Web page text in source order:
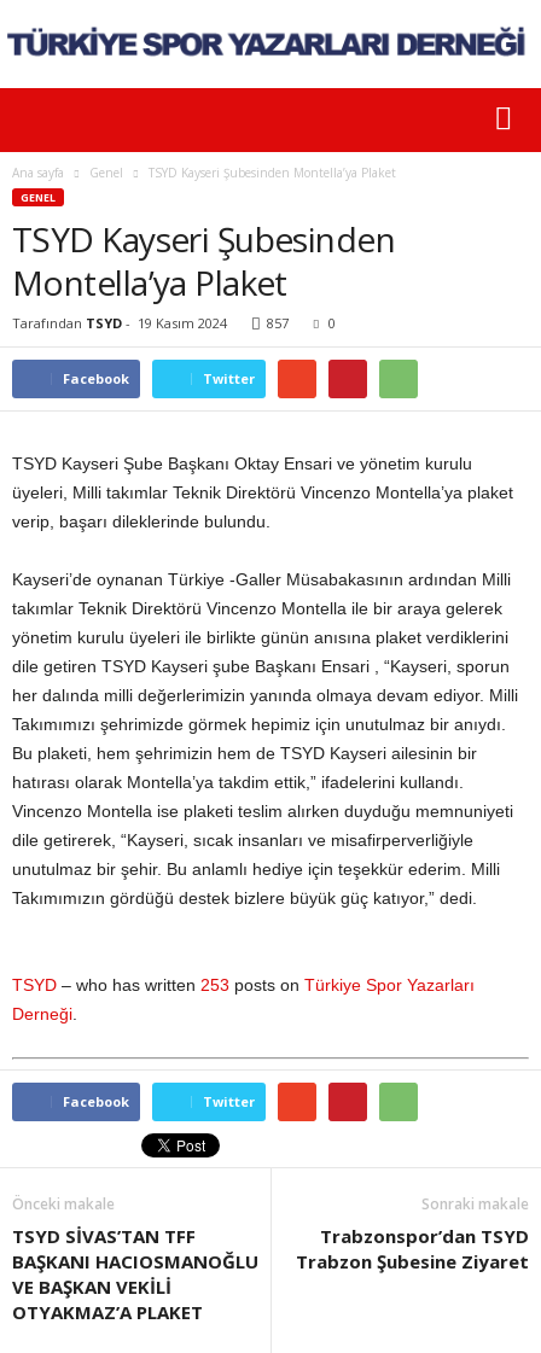
Ana sayfa Genel TSYD Kayseri Şubesinden Montella’ya Plaket
GENEL
TSYD Kayseri Şubesinden
Montella’ya Plaket
Tarafından TSYD - 19 Kasım 2024 857 0
Facebook Twitter
TSYD Kayseri Şube Başkanı Oktay Ensari ve yönetim kurulu
üyeleri, Milli takımlar Teknik Direktörü Vincenzo Montella’ya plaket
verip, başarı dileklerinde bulundu.
Kayseri’de oynanan Türkiye -Galler Müsabakasının ardından Milli
takımlar Teknik Direktörü Vincenzo Montella ile bir araya gelerek
yönetim kurulu üyeleri ile birlikte günün anısına plaket verdiklerini
dile getiren TSYD Kayseri şube Başkanı Ensari , “Kayseri, sporun
her dalında milli değerlerimizin yanında olmaya devam ediyor. Milli
Takımımızı şehrimizde görmek hepimiz için unutulmaz bir anıydı.
Bu plaketi, hem şehrimizin hem de TSYD Kayseri ailesinin bir
hatırası olarak Montella’ya takdim ettik,” ifadelerini kullandı.
Vincenzo Montella ise plaketi teslim alırken duyduğu memnuniyeti
dile getirerek, “Kayseri, sıcak insanları ve misafirperverliğiyle
unutulmaz bir şehir. Bu anlamlı hediye için teşekkür ederim. Milli
Takımımızın gördüğü destek bizlere büyük güç katıyor,” dedi.
TSYD – who has written 253 posts on Türkiye Spor Yazarları
Derneği
Facebook Twitter
Önceki makale
TSYD SİVAS’TAN TFF
BAŞKANI HACIOSMANOĞLU
VE BAŞKAN VEKİLİ
OTYAKMAZ’A PLAKET
Sonraki makale
Trabzonspor’dan TSYD
Trabzon Şubesine Ziyaret